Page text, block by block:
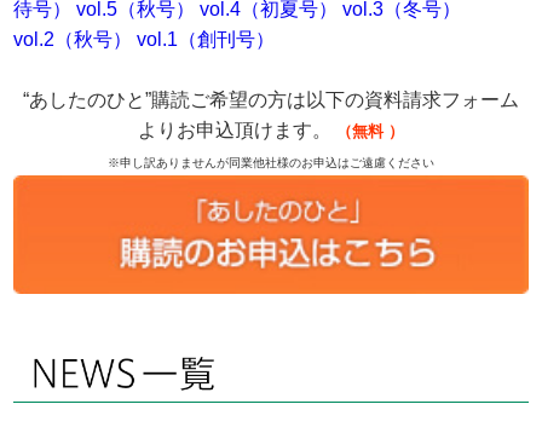
待号）
vol.5（秋号） vol.4（初夏号）
vol.3（冬号）
vol.2（秋号）
vol.1（創刊号）
“あしたのひと”購読ご希望の方は以下の資料請求フォーム
よりお申込頂けます。
（無料 ）
※申し訳ありませんが同業他社様のお申込はご遠慮ください